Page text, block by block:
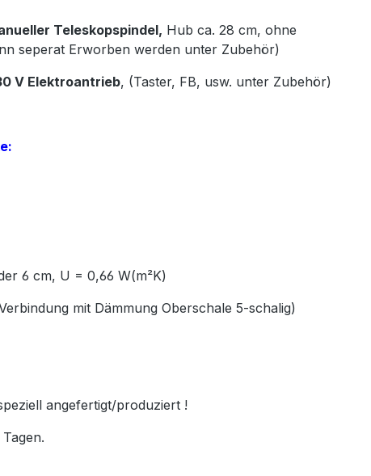
Teleskopspindel, Hub ca. 28 cm, ohne
seperat Erworben werden unter Zubehör)
V Elektroantrieb, (Taster, FB, usw. unter Zubehör)
6 cm, U = 0,66 W(m²K)
mit Dämmung Oberschale 5-schalig)
angefertigt/produziert !